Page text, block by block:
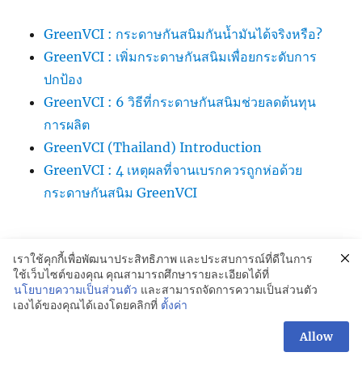
GreenVCI : กระดาษกันสนิมกันน้ำมันได้จริงหรือ?
GreenVCI : เพิ่มกระดาษกันสนิมเพื่อยกระดับการ
ปกป้อง
GreenVCI : 6 วิธีที่กระดาษกันสนิมช่วยลดต้นทุน
การผลิต
GreenVCI (Thailand) Introduction
GreenVCI : 4 เหตุผลที่จานเบรกควรถูกห่อด้วย
กระดาษกันสนิม GreenVCI
เราใช้คุกกี้เพื่อพัฒนาประสิทธิภาพ และประสบการณ์ที่ดีในการ
ใช้เว็บไซต์ของคุณ คุณสามารถศึกษารายละเอียดได้ที่
นโยบายความเป็นส่วนตัว และสามารถจัดการความเป็นส่วนตัว
เองได้ของคุณได้เองโดยคลิกที่ ตั้งค่า
Allow